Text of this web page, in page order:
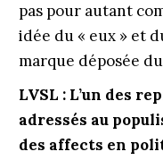
pas pour autant
idée du « eux » et
marque déposée
LVSL : L’un des
adressés au
des affects en